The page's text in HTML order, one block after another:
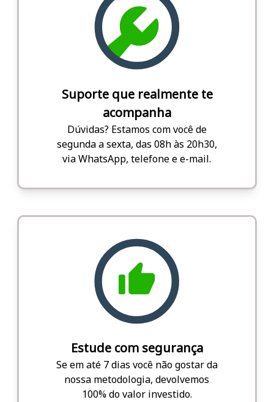
Suporte que realmente te
acompanha
Dúvidas? Estamos com você de
segunda a sexta, das 08h às 20h30,
via WhatsApp, telefone e e-mail.
Estude com segurança
Se em até 7 dias você não gostar da
nossa metodologia, devolvemos
100% do valor investido.